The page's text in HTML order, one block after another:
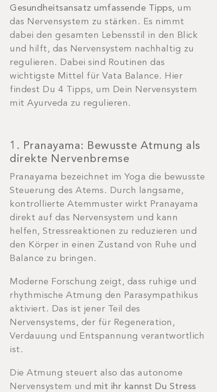
Gesundheitsansatz umfassende Tipps, um
das Nervensystem zu stärken. Es nimmt
dabei den gesamten Lebensstil in den Blick
und hilft, das Nervensystem nachhaltig zu
regulieren. Dabei sind Routinen das
wichtigste Mittel für Vata Balance. Hier
findest Du 4 Tipps, um Dein Nervensystem
mit Ayurveda zu regulieren.
1. Pranayama: Bewusste Atmung als
direkte Nervenbremse
Pranayama bezeichnet im Yoga die bewusste
Steuerung des Atems. Durch langsame,
kontrollierte Atemmuster wirkt Pranayama
direkt auf das Nervensystem und kann
helfen, Stressreaktionen zu reduzieren und
den Körper in einen Zustand von Ruhe und
Balance zu bringen.
Moderne Forschung zeigt, dass ruhige und
rhythmische Atmung den Parasympathikus
aktiviert. Das ist jener Teil des
Nervensystems, der für Regeneration,
Verdauung und Entspannung verantwortlich
ist.
Die Atmung steuert also das autonome
Nervensystem und mit ihr kannst Du Stress